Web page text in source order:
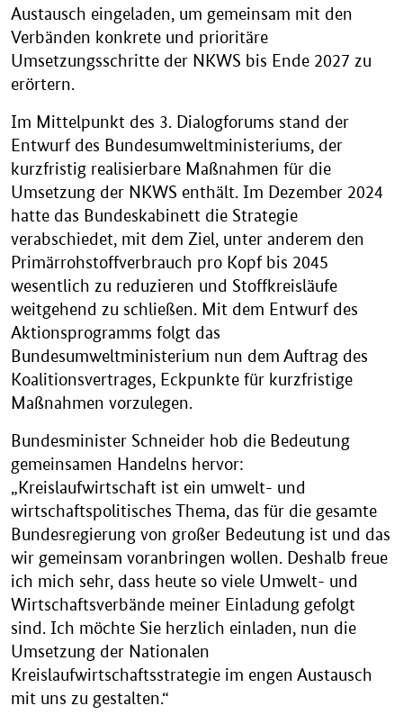
Austausch eingeladen, um gemeinsam mit den
Verbänden konkrete und prioritäre
Umsetzungsschritte der NKWS bis Ende 2027 zu
erörtern.
Im Mittelpunkt des 3. Dialogforums stand der
Entwurf des Bundesumweltministeriums, der
kurzfristig realisierbare Maßnahmen für die
Umsetzung der NKWS enthält. Im Dezember 2024
hatte das Bundeskabinett die Strategie
verabschiedet, mit dem Ziel, unter anderem den
Primärrohstoffverbrauch pro Kopf bis 2045
wesentlich zu reduzieren und Stoffkreisläufe
weitgehend zu schließen. Mit dem Entwurf des
Aktionsprogramms folgt das
Bundesumweltministerium nun dem Auftrag des
Koalitionsvertrages, Eckpunkte für kurzfristige
Maßnahmen vorzulegen.
Bundesminister Schneider hob die Bedeutung
gemeinsamen Handelns hervor:
„Kreislaufwirtschaft ist ein umwelt- und
wirtschaftspolitisches Thema, das für die gesamte
Bundesregierung von großer Bedeutung ist und das
wir gemeinsam voranbringen wollen. Deshalb freue
ich mich sehr, dass heute so viele Umwelt- und
Wirtschaftsverbände meiner Einladung gefolgt
sind. Ich möchte Sie herzlich einladen, nun die
Umsetzung der Nationalen
Kreislaufwirtschaftsstrategie im engen Austausch
mit uns zu gestalten.“